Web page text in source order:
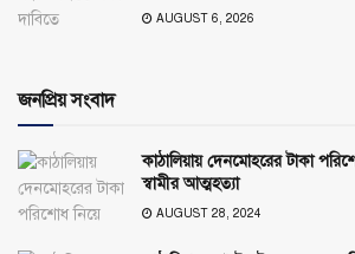
AUGUST 6, 2026
জনপ্রিয় সংবাদ
কাঠালিয়ায় দেনমোহরের টাকা
স্বামীর আত্মহত্যা
AUGUST 28, 2024